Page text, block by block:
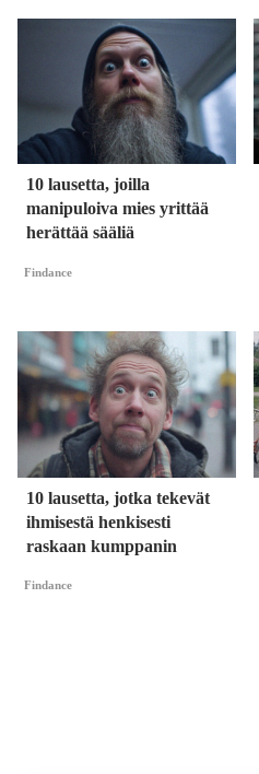
10 lausetta, joilla
manipuloiva mies yrittää
herättää sääliä
Findance
10 lausetta, jotka tekevät
ihmisestä henkisesti
raskaan kumppanin
Findance